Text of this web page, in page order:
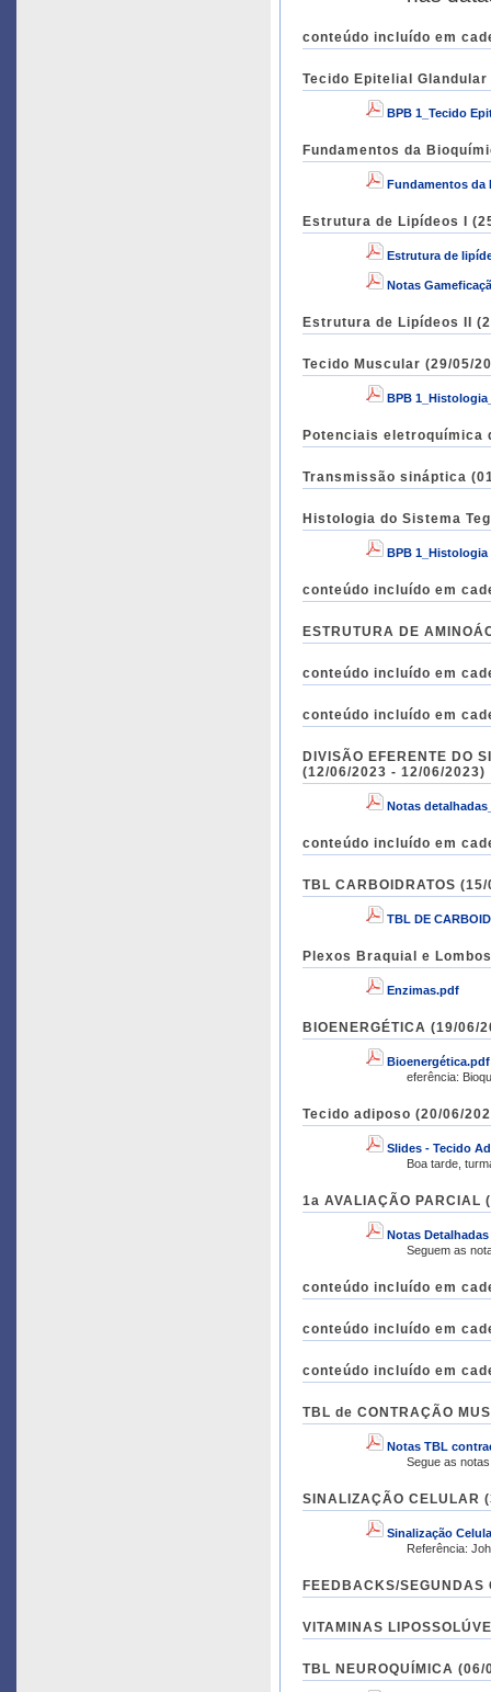
conteúdo incluído em
Tecido Epitelial
BPB 1_Tecido
Fundamentos da
Fundamentos da
Estrutura de Lipídeos I
Estrutura de
Notas
Estrutura de Lipídeos II
Tecido Muscular (29/05/
BPB
Potenciais eletroquímica
Transmissão sináptica
Histologia do Sistema
BPB
conteúdo incluído em
conteúdo incluído em
conteúdo incluído em
DIVISÃO EFERENTE DO
(12/06/2023 - 12/06/2023)
Notas
conteúdo incluído em
TBL CARBOIDRATOS
TBL DE
Plexos Braquial e
Enzimas.pdf
BIOENERGÉTICA (19/06/
Bioenergética.pdf
eferência:
Tecido adiposo (20/06/
Slides - Tecido
1a AVALIAÇÃO PARCIAL
Notas Detalhadas
Seguem as
conteúdo incluído em
conteúdo incluído em
conteúdo incluído em
TBL de CONTRAÇÃO
Notas TBL
SINALIZAÇÃO CELULAR
Sinalização
Referência:
FEEDBACKS/
VITAMINAS
TBL NEUROQUÍMICA